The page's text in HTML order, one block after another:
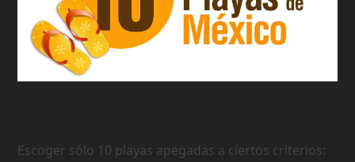
Escoger sólo 10 playas apegadas a ciertos criterios: